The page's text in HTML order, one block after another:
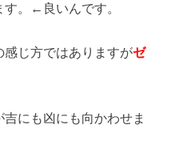
。←良いんです。
じ方ではありますがゼ
にも凶にも向かわせま